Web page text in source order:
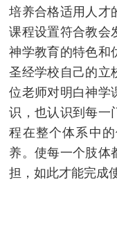
培养合格适用人才
课程设置符合教会
神学教育的特色和
圣经学校自己的立
位老师对明白神学
识，也认识到每一
程在整个体系中
养。使每一个肢体
担，如此才能完成